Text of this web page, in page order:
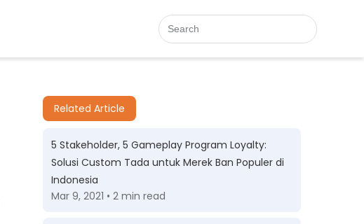
Related Article
5 Stakeholder, 5 Gameplay Program Loyalty:
Solusi Custom Tada untuk Merek Ban Populer di
Indonesia
Mar 9, 2021 • 2 min read